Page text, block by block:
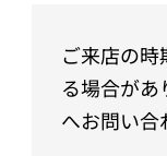
ご来店の
る場合が
へお問い合